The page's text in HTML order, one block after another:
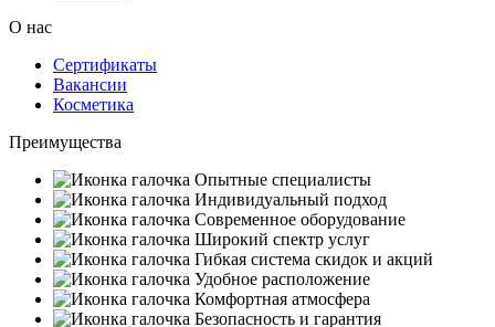
О нас
Сертификаты
Вакансии
Косметика
Преимущества
Опытные специалисты
Индивидуальный подход
Современное оборудование
Широкий спектр услуг
Гибкая система скидок и акций
Удобное расположение
Комфортная атмосфера
Безопасность и гарантия